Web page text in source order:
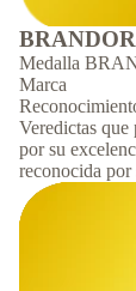
Medalla
Marca
Veredictas que
por su
reconocida